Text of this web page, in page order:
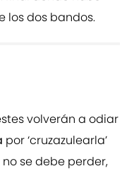
los dos bandos.
volverán a odiar
por ‘cruzazulearla’
se debe perder,